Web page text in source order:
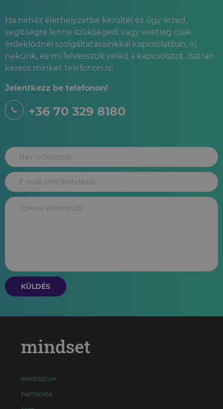
Ha nehéz élethelyzetbe kerültél és úgy érzed,
segítségre lenne szükséged, vagy esetleg csak
érdeklődnél szolgáltatásainkkal kapcsolatban, írj
nekünk, és mi felvesszük veled a kapcsolatot. Bátran
keress minket telefonon is!
Jelentkezz be telefonon!
+36 70 329 8180
KÜLDÉS
mindset
IMPRESSZUM
PARTNEREK